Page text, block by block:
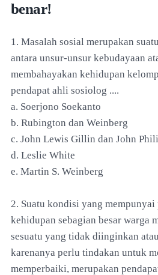
benar!
1. Masalah sosial merupakan
antara unsur-unsur kebudayaan
membahayakan kehidupan
pendapat ahli sosiolog ....
a. Soerjono Soekanto
b. Rubington dan Weinberg
c. John Lewis Gillin dan John
d. Leslie White
e. Martin S. Weinberg
2. Suatu kondisi yang mempunyai
kehidupan sebagian besar warga
sesuatu yang tidak diinginkan
karenanya perlu tindakan untuk
memperbaiki, merupakan